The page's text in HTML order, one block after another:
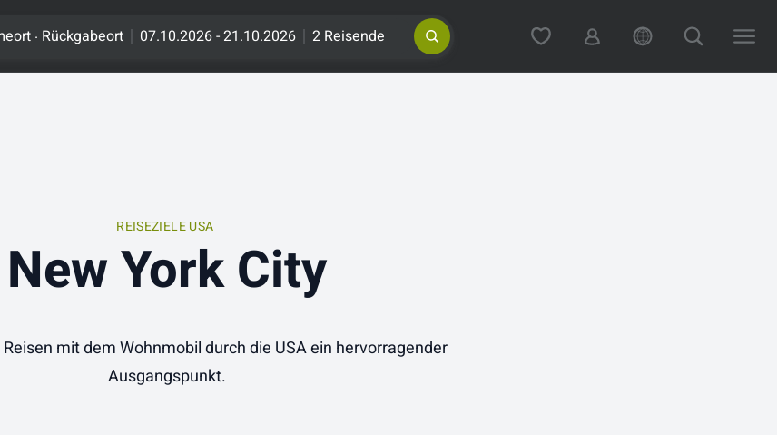
. Rückgabeort 07.10.2026 - 21.10.2026 2 Reisende
REISEZIELE USA
New York City
mit dem Wohnmobil durch die USA ein hervorragender
Ausgangspunkt.